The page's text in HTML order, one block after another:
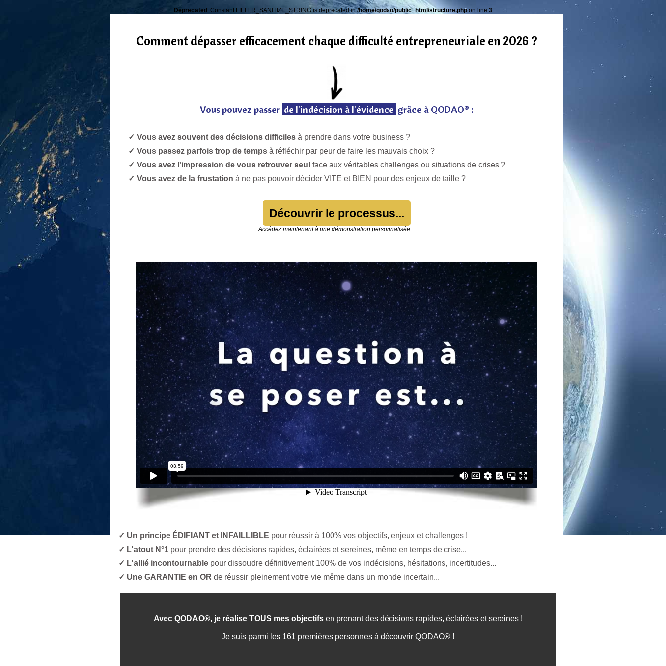
Deprecated : Constant FILTER_SANITIZE_STRING is deprecated in/home/qodao/public_html/structure.phpon line 3
Comment dépasser efficacement chaque difficulté entrepreneuriale en 2026 ?
Vous pouvez passer de l'indécision à l'évidence grâce à QODAO® :
✓ Vous avez souvent des décisions difficiles à prendre dans votre business ?
✓ Vous passez parfois trop de temps à réfléchir par peur de faire les mauvais choix ?
✓ Vous avez l'impression de vous retrouver seul face aux véritables challenges ou situations de crises ?
✓ Vous avez de la frustation à ne pas pouvoir décider VITE et BIEN pour des enjeux de taille ?
Découvrir le processus...
Accédez maintenant à une démonstration personnalisée...
✓ Un principe ÉDIFIANT et INFAILLIBLE pour réussir à 100% vos objectifs, enjeux et challenges !
✓ L'atout N°1 pour prendre des décisions rapides, éclairées et sereines, même en temps de crise...
✓ L'allié incontournable pour dissoudre définitivement 100% de vos indécisions, hésitations, incertitudes...
✓ Une GARANTIE en OR de réussir pleinement votre vie même dans un monde incertain...
Avec QODAO®, je réalise TOUS mes objectifsen prenant des décisions rapides, éclairées et sereines !
Je suis parmi les 161 premières personnes à découvrir QODAO® !